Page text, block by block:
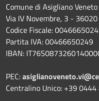
Comune di Asigliano Veneto
Via IV Novembre, 3 - 36020
Codice Fiscale:
Partita IVA: 00466650249
IBAN:
PEC:
Centralino Unico: +39